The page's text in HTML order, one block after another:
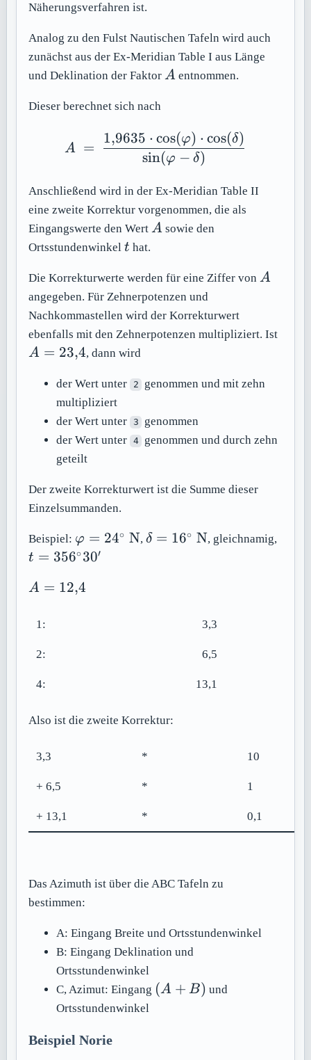
Näherungsverfahren ist.
Analog zu den Fulst Nautischen Tafeln wird auch
zunächst aus der Ex-Meridian Table I aus Länge
und Deklination der FaktorA
A entnommen.
Dieser berechnet sich nach
A\ =\ \frac{1{,}9635
A =
sin(φ − δ)
1,9635 ⋅ cos(φ) ⋅ cos(δ)
Anschließend wird in der Ex-Meridian Table II
eine zweite Korrektur vorgenommen, die als
Eingangswerte den WertA
A sowie den
Ortsstundenwinkelt
t hat.
Die Korrekturwerte werden für eine Ziffer vonA
A
angegeben. Für Zehnerpotenzen und
Nachkommastellen wird der Korrekturwert
ebenfalls mit den Zehnerpotenzen multipliziert. Ist
A = 23,4, dann wird
der Wert unter 2
genommen und mit zehn
multipliziert
der Wert unter 3
genommen
der Wert unter 4
genommen und durch zehn
geteilt
Der zweite Korrekturwert ist die Summe dieser
Einzelsummanden.
Beispiel: \varphi =
24^\circ \
φ = 24∘ N, \delta =
δ = 16∘ N, gleichnamig,t =
t = 356∘ 30′
A =
A = 12,4
1: 3,3
2: 6,5
4: 13,1
Also ist die zweite Korrektur:
3,3 * 10
+ 6,5 * 1
+ 13,1 * 0,1
Das Azimuth ist über die ABC Tafeln zu
bestimmen:
A: Eingang Breite und Ortsstundenwinkel
B: Eingang Deklination und
Ortsstundenwinkel
C, Azimut: Eingang (A+B)
(A + B) und
Ortsstundenwinkel
Beispiel Norie